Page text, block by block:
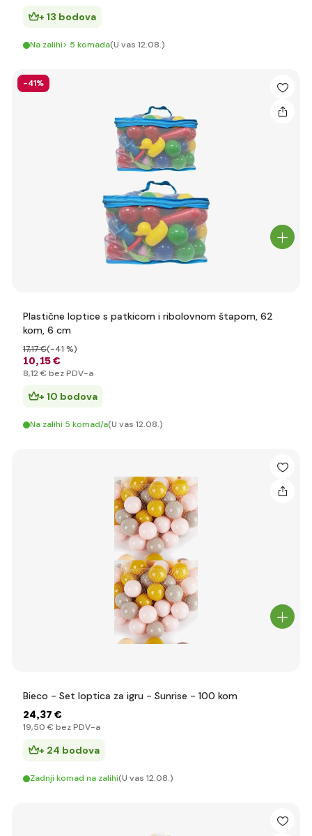
+ 13 bodova
Na zalihi> 5 komada(U vas 12.08.)
-41%
Plastične loptice s patkicom i ribolovnom štapom, 62
kom, 6 cm
10,15 €
17,17 €(-41 %)
8,12 € bez PDV-a
+ 10 bodova
Na zalihi 5 komad/a(U vas 12.08.)
Bieco - Set loptica za igru - Sunrise - 100 kom
24,37 €
19,50 € bez PDV-a
+ 24 bodova
Zadnji komad na zalihi(U vas 12.08.)